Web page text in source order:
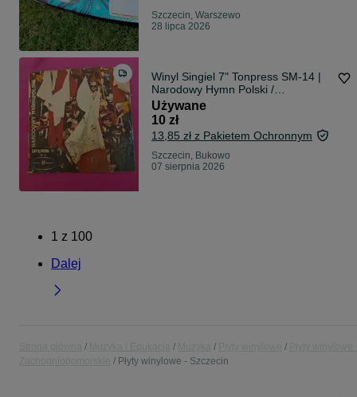
Szczecin, Warszewo
28 lipca 2026
Winyl Singiel 7" Tonpress SM-14 |
Narodowy Hymn Polski /
Międzynarodówka
Używane
10 zł
13,85 zł z Pakietem Ochronnym
Szczecin, Bukowo
07 sierpnia 2026
1 z 100
Dalej
Płyty winylowe - Szczecin